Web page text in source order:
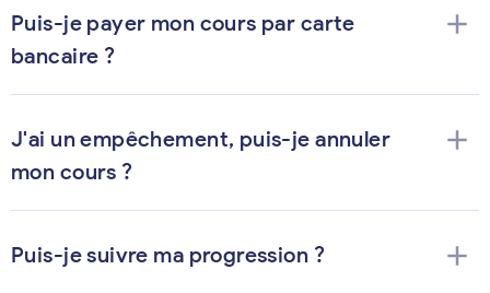
Puis-je payer mon cours par carte
bancaire ?
add
J'ai un empêchement, puis-je annuler
mon cours ?
add
Puis-je suivre ma progression ? add